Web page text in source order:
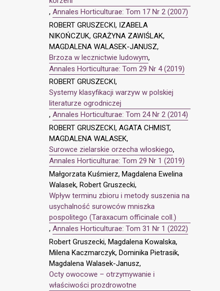
, Annales Horticulturae: Tom 17 Nr 2 (2007)
ROBERT GRUSZECKI, IZABELA
NIKOŃCZUK, GRAŻYNA ZAWIŚLAK,
MAGDALENA WALASEK-JANUSZ,
Brzoza w lecznictwie ludowym,
Annales Horticulturae: Tom 29 Nr 4 (2019)
ROBERT GRUSZECKI,
Systemy klasyfikacji warzyw w polskiej
literaturze ogrodniczej
, Annales Horticulturae: Tom 24 Nr 2 (2014)
ROBERT GRUSZECKI, AGATA CHMIST,
MAGDALENA WALASEK,
Surowce zielarskie orzecha włoskiego,
Annales Horticulturae: Tom 29 Nr 1 (2019)
Małgorzata Kuśmierz, Magdalena Ewelina
Walasek, Robert Gruszecki,
Wpływ terminu zbioru i metody suszenia na
usychalność surowców mniszka
pospolitego (Taraxacum officinale coll.)
, Annales Horticulturae: Tom 31 Nr 1 (2022)
Robert Gruszecki, Magdalena Kowalska,
Milena Kaczmarczyk, Dominika Pietrasik,
Magdalena Walasek-Janusz,
Octy owocowe – otrzymywanie i
właściwości prozdrowotne